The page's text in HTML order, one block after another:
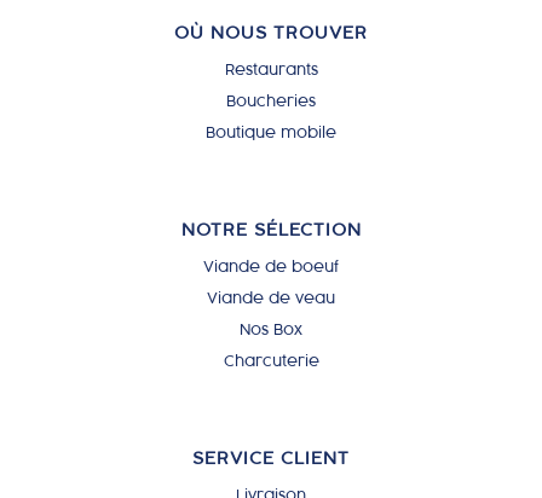
OÙ NOUS TROUVER
Restaurants
Boucheries
Boutique mobile
NOTRE SÉLECTION
Viande de boeuf
Viande de veau
Nos Box
Charcuterie
SERVICE CLIENT
Livraison